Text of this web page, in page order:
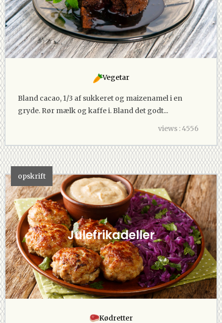
Vegetar
Bland cacao, 1/3 af sukkeret og maizenamel i en
gryde. Rør mælk og kaffe i. Bland det godt...
views : 4556
opskrift
Julefrikadeller
Kødretter